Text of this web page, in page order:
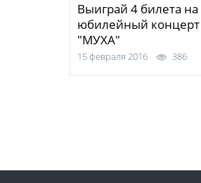
Выиграй 4 билета на
юбилейный
"МУХА"
15 февраля 2016 386